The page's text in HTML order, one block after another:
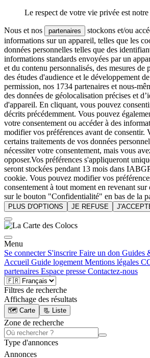
Le respect de votre vie privée est
Nous et nos partenaires
stockons et/ou
informations sur un appareil, telles que les
données personnelles telles que des
informations standards envoyées par un
et du contenu personnalisés, des mesures de
des études d'audience et le développement
permission, nos 1734 partenaires et nous-
des données de géolocalisation précises et
d'appareil. En cliquant, vous pouvez
décrits précédemment. Vous pouvez
votre consentement ou accéder à des
modifier vos préférences avant de consentir.
certains traitements de vos données
nécessiter votre consentement, mais vous
opposer.Vos préférences s'appliqueront
seront stockées pendant 13 mois dans
cookie. Vous pouvez modifier vos
consentement à tout moment en revenant
sur le bouton "Confidentialité" en bas de la
PLUS D'OPTIONS JE REFUSE
Menu
Se connecter S'inscrire Faire un don Guides
Accueil Guide logement Mentions légales
partenaires Espace presse Contactez-nous
Filtres de recherche
Affichage des résultats
🗺️ Carte 📃 Liste
Zone de recherche
Type d'annonces
Annonces